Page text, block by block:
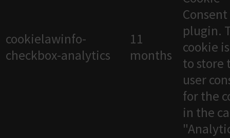
cookielawinfo-
checkbox-analytics
11
months
Consent
plugin.
cookie
to store
user
for the
in the